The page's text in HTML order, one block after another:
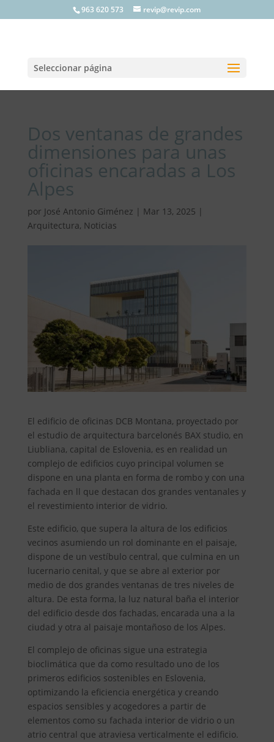
963 620 573 revip@revip.com
Seleccionar página
Dos ventanas de grandes
dimensiones para unas
oficinas encaradas a Los
Alpes
por José Antonio Giménez | Mar 13, 2025 |
Arquitectura, Noticias
El edificio de oficinas DCB Montana, proyectado por
el estudio de arquitectura barcelonés BAX studio, en
Liubliana, capital de Eslovenia, es en realidad un
complejo de edificios cuyo principal volumen se
dispone en una planta en forma de rombo y con una
fachada en ll que destacan dos grandes ventanales y
el revestimiento interior de vidrio.
Este edificio, que supera la altura de los edificios
vecinos asumiendo un rol dominante en el paisaje,
dispone de un vestíbulo central, que culmina en un
lucernario cenital, y que se abre al exterior por
medio de dos grandes ventanas de tres niveles de
altura. De esta forma, la luz natural baña el interior
del edificio desde dos fachadas, encarada una a la
ciudad y otra al paisaje montañoso de los Alpes.
El complejo de oficinas sigue una estrategia
bioclimática que da como resultado uno de los
primeros edificios sostenibles en Eslovenia,
optimizando la eficiencia energética y creando
espacios sensibles y acogedores a partir de
elementos como su fachada interior de vidrio o un
atrio central que atraviesa verticalmente el edificio.